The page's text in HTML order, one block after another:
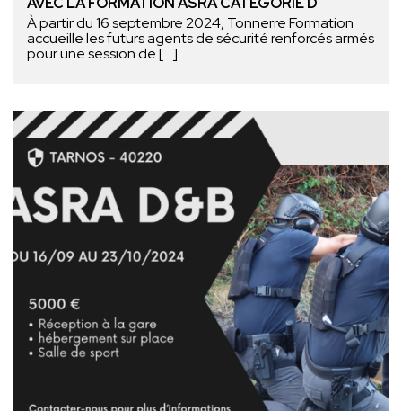
À partir du 16 septembre 2024, Tonnerre Formation
accueille les futurs agents de sécurité renforcés armés
pour une session de […]